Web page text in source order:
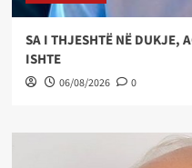
SA I THJESHTË NË DUKJE,
ISHTE
06/08/2026 0